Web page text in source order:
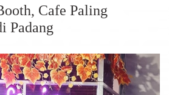
Cafe Paling
Padang